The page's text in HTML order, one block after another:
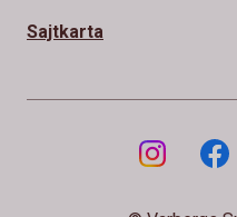
Sajtkarta